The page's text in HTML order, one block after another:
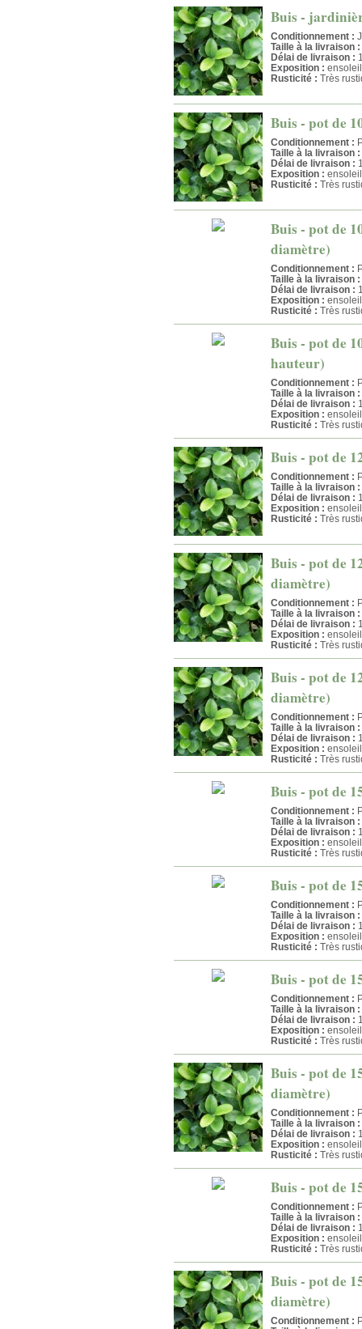
Buis -
Conditionnement :
Taille à la livraison :
Délai de livraison :
Exposition :
Rusticité : Très
Buis - pot de
Conditionnement :
Taille à la livraison :
Délai de livraison :
Exposition :
Rusticité : Très
Buis - pot de
diamètre)
Conditionnement :
Taille à la livraison :
Délai de livraison :
Exposition :
Rusticité : Très
Buis - pot de
hauteur)
Conditionnement :
Taille à la livraison :
Délai de livraison :
Exposition :
Rusticité : Très
Buis - pot de
Conditionnement :
Taille à la livraison :
Délai de livraison :
Exposition :
Rusticité : Très
Buis - pot de
diamètre)
Conditionnement :
Taille à la livraison :
Délai de livraison :
Exposition :
Rusticité : Très
Buis - pot de
diamètre)
Conditionnement :
Taille à la livraison :
Délai de livraison :
Exposition :
Rusticité : Très
Buis - pot de
Conditionnement :
Taille à la livraison :
Délai de livraison :
Exposition :
Rusticité : Très
Buis - pot de
Conditionnement :
Taille à la livraison :
Délai de livraison :
Exposition :
Rusticité : Très
Buis - pot de
Conditionnement :
Taille à la livraison :
Délai de livraison :
Exposition :
Rusticité : Très
Buis - pot de
diamètre)
Conditionnement :
Taille à la livraison :
Délai de livraison :
Exposition :
Rusticité : Très
Buis - pot de
Conditionnement :
Taille à la livraison :
Délai de livraison :
Exposition :
Rusticité : Très
Buis - pot de
diamètre)
Conditionnement :